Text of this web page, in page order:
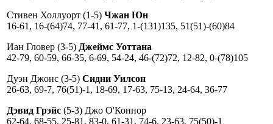
Стивен Холлуорт (1-5) Чжан Юн
16-61, 16-(64)74, 77-41, 61-77, 1-(131)135, 51(51)-(60)84
Иан Гловер (3-5) Джеймс Уоттана
42-79, 60-59, 66-35, 6-69, 54-24, 46-(72)72, 12-82, 0-(78)105
Дуэн Джонс (3-5) Сидни Уилсон
26-63, 69-7, 76(51)-1, 18-69, 17-63, 75-13, 24-64, 36-77
Дэвид Грэйс (5-3) Джо О'Коннор
62-64, 68-55, 25-81, 83-0, 61-31, 74-6, 23-63, 75(50)-1